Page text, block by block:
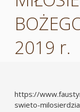
2019 r.
https://
swieto-